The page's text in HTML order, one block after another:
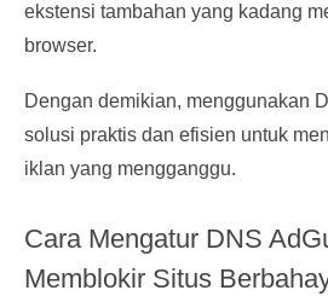
ekstensi tambahan yang kadang
browser.
Dengan demikian, menggunakan
solusi praktis dan efisien untuk
iklan yang mengganggu.
Cara Mengatur DNS
Memblokir Situs